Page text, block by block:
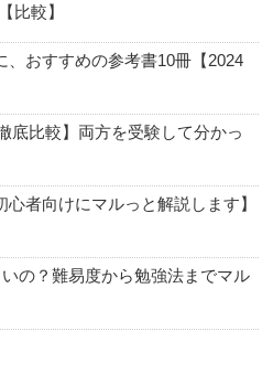
比較】
、おすすめの参考書10冊【2024
底比較】両方を受験して分かっ
心者向けにマルっと解説します】
の？難易度から勉強法までマル